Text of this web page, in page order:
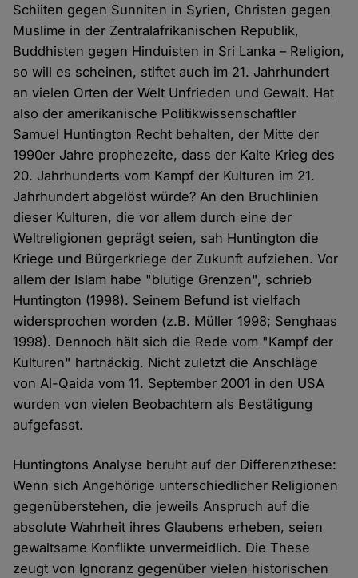
Schiiten gegen Sunniten in Syrien, Christen gegen
Muslime in der Zentralafrikanischen Republik,
Buddhisten gegen Hinduisten in Sri Lanka – Religion,
so will es scheinen, stiftet auch im 21. Jahrhundert
an vielen Orten der Welt Unfrieden und Gewalt. Hat
also der amerikanische Politikwissenschaftler
Samuel Huntington Recht behalten, der Mitte der
1990er Jahre prophezeite, dass der Kalte Krieg des
20. Jahrhunderts vom Kampf der Kulturen im 21.
Jahrhundert abgelöst würde? An den Bruchlinien
dieser Kulturen, die vor allem durch eine der
Weltreligionen geprägt seien, sah Huntington die
Kriege und Bürgerkriege der Zukunft aufziehen. Vor
allem der Islam habe "blutige Grenzen", schrieb
Huntington (1998). Seinem Befund ist vielfach
widersprochen worden (z.B. Müller 1998; Senghaas
1998). Dennoch hält sich die Rede vom "Kampf der
Kulturen" hartnäckig. Nicht zuletzt die Anschläge
von Al-Qaida vom 11. September 2001 in den USA
wurden von vielen Beobachtern als Bestätigung
aufgefasst.
Huntingtons Analyse beruht auf der Differenzthese:
Wenn sich Angehörige unterschiedlicher Religionen
gegenüberstehen, die jeweils Anspruch auf die
absolute Wahrheit ihres Glaubens erheben, seien
gewaltsame Konflikte unvermeidlich. Die These
zeugt von Ignoranz gegenüber vielen historischen